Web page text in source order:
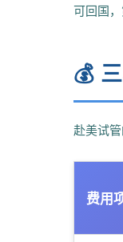
可回国，
💰
赴美试
费用